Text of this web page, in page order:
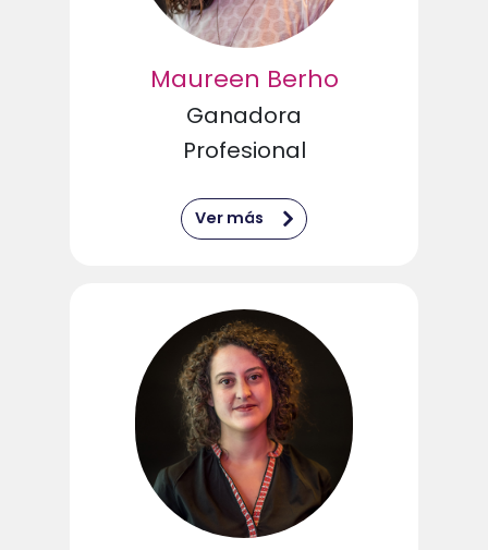
Maureen Berho
Ganadora
Profesional
Ver más